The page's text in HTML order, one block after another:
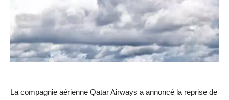
La compagnie aérienne Qatar Airways a annoncé la reprise de